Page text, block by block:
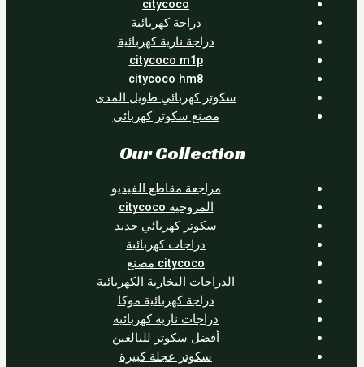
دراجة كهربائية
دراجة نارية كهربائية
citycoco m1p
citycoco hm8
سكوتر كهربائي طويل المدى
مصنع سكوتر كهربائي
Our Collection
مراجعة مقاطع الفيديو
سكوتر كهربائي جديد
دراجات كهربائية
الدراجات البخارية الكهربائية
دراجة كهربائية موكا
دراجات نارية كهربائية
أفضل سكوتر للبالغين
سكوتر عجلة كبيرة